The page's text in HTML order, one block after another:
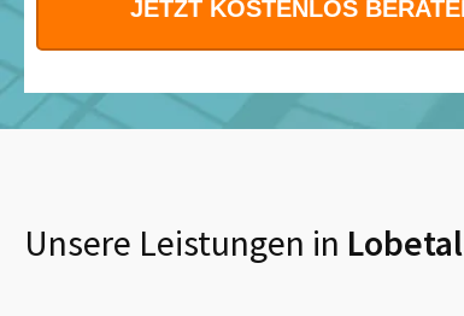
Unsere Leistungen in Lobetal